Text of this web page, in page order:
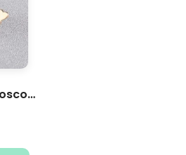
Pendientes Fonendoscopio